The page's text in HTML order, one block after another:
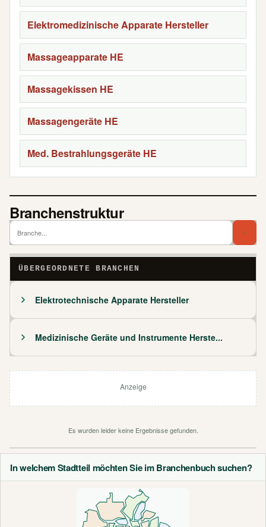
In welchem Stadtteil möchten Sie im Branchenbuch suchen?
Elektromedizinische Apparate Hersteller
Massageapparate HE
Massagekissen HE
Massagengeräte HE
Med. Bestrahlungsgeräte HE
Branchenstruktur
ÜBERGEORDNETE BRANCHEN
Elektrotechnische Apparate Hersteller
Medizinische Geräte und Instrumente Herste...
Anzeige
Es wurden leider keine Ergebnisse gefunden.